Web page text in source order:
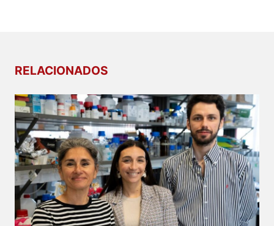
RELACIONADOS